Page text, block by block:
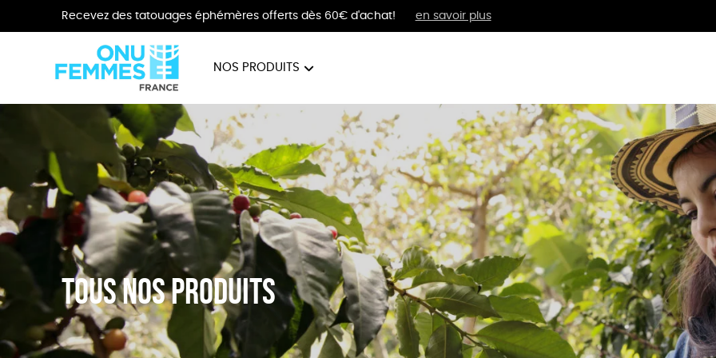
Recevez des tatouages éphémères offerts dès 60€ d'achat! en savoir plus
NOS PRODUITS
BIJOUX VÊTEMENTS BIEN-ÊTRE
Tous nos produits